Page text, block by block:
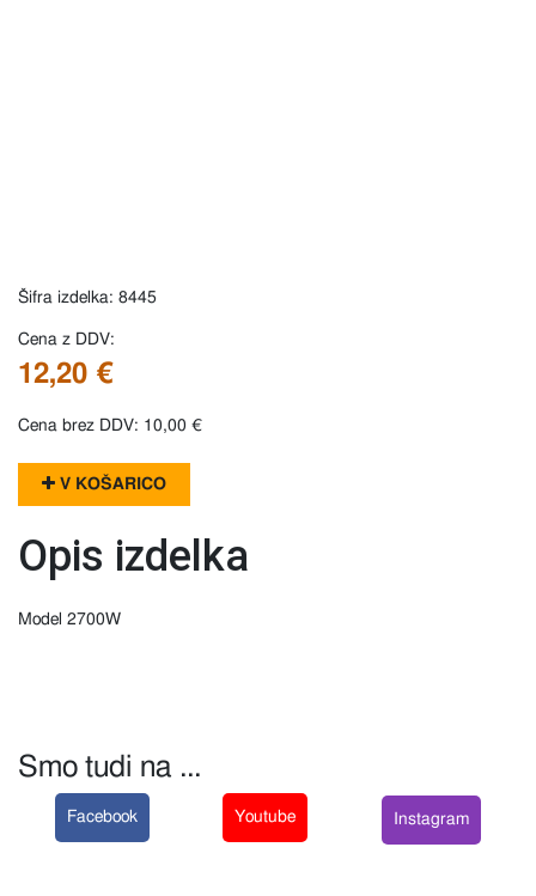
Smo tudi na ...
Facebook Youtube Instagram
Šifra izdelka: 8445
Cena z DDV:
12,20 €
Cena brez DDV: 10,00 €
V KOŠARICO
Opis izdelka
Model 2700W